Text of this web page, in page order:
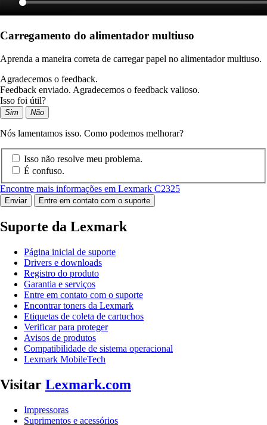
Carregamento do alimentador multiuso
Aprenda a maneira correta de carregar papel no alimentador multiuso.
Agradecemos o feedback.
Feedback enviado. Agradecemos o feedback valioso.
Isso foi útil?
Sim Não
Nós lamentamos isso. Como podemos melhorar?
Isso não resolve meu problema.
É confuso.
Encontre mais informações em Lexmark C2325
Enviar Entre em contato com o suporte
Suporte da Lexmark
Página inicial de suporte
Drivers e downloads
Registro do produto
Garantia e serviços
Entre em contato com o suporte
Encontrar toners da Lexmark
Etiquetas de coleta de cartuchos
Verificar para proteger
Avisos de produtos
Compatibilidade de sistema operacional
Lexmark MobileTech
Visitar Lexmark.com
Impressoras
Suprimentos e acessórios